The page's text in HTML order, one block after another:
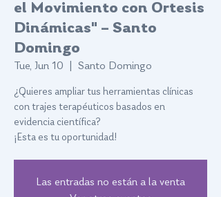
el Movimiento con Ortesis
Dinámicas" – Santo
Domingo
Tue, Jun 10 Santo Domingo
¿Quieres ampliar tus herramientas clínicas
con trajes terapéuticos basados en
evidencia científica?
¡Esta es tu oportunidad!
Las entradas no están a la venta